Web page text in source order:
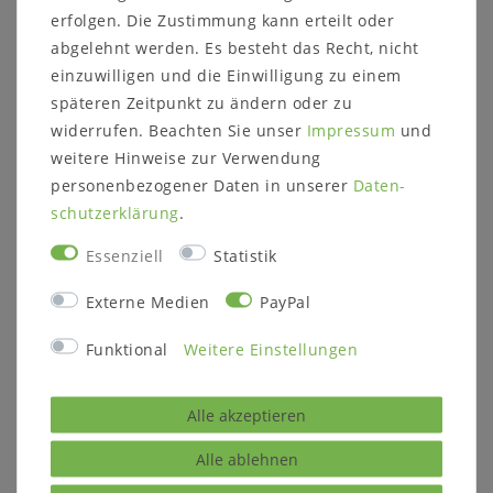
Massivholz Regalwand - Bibliothek -
Bücherregale
Aktenregal - Kiefer massiv
Andere Artikel des Programms finden Sie unter der
Möbelserie
Möbelserie BERGEN
Jedes verfügt über fünf offene Fächer und ist aus
massivem Kiefernholz gefertigt.
Beschreibung:4 Standregale
jeweils mit 4 verstellbaren
Einlegeböden
erfolgen. Die Zustimmung kann erteilt oder
abgelehnt werden. Es besteht das Recht, nicht
einzuwilligen und die Einwilligung zu einem
späteren Zeitpunkt zu ändern oder zu
widerrufen. Beachten Sie unser Impressum und
weitere Hinweise zur Verwendung
personenbezogener Daten in unserer Daten­
schutz­erklärung.
Essenziell Statistik
Externe Medien PayPal
Funktional Weitere Einstellungen
Alle akzeptieren
Alle ablehnen